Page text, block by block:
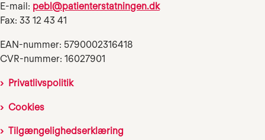
E-mail: pebl@patienterstatningen.dk
Fax: 33 12 43 41
EAN-nummer: 5790002316418
CVR-nummer: 16027901
Privatlivspolitik
Cookies
Tilgængelighedserklæring